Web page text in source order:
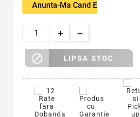
Anunta-Ma Cand Este Disponibil
 LIPSA STOC